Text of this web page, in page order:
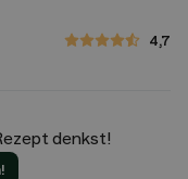
4,7
4,7 von 5 Sternen
denkst!